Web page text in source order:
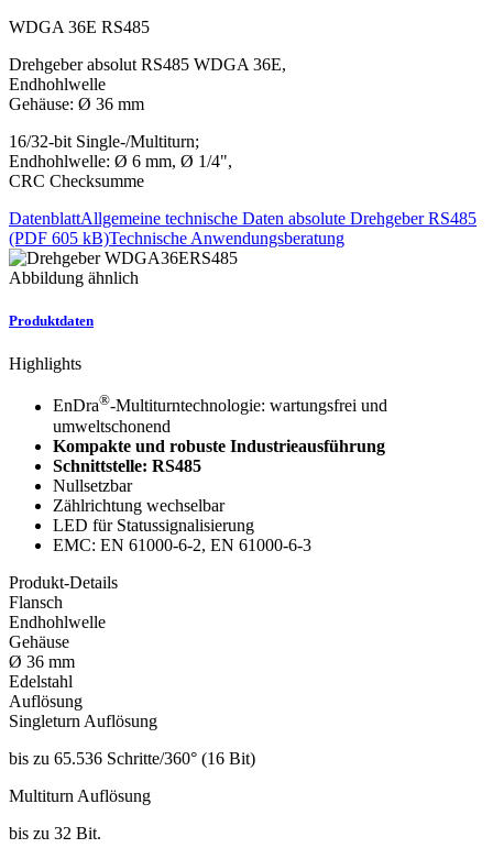
WDGA 36E RS485
Drehgeber absolut RS485 WDGA 36E,
Endhohlwelle
Gehäuse: Ø 36 mm
16/32-bit Single-/Multiturn;
Endhohlwelle: Ø 6 mm, Ø 1/4",
CRC Checksumme
DatenblattAllgemeine technische Daten absolute Drehgeber RS485
(PDF 605 kB)Technische Anwendungsberatung
Abbildung ähnlich
Produktdaten
Highlights
EnDra®-Multiturntechnologie: wartungsfrei und
umweltschonend
Kompakte und robuste Industrieausführung
Schnittstelle: RS485
Nullsetzbar
Zählrichtung wechselbar
LED für Statussignalisierung
EMC: EN 61000-6-2, EN 61000-6-3
Produkt-Details
Flansch
Endhohlwelle
Gehäuse
Ø 36 mm
Edelstahl
Auflösung
Singleturn Auflösung
bis zu 65.536 Schritte/360° (16 Bit)
Multiturn Auflösung
bis zu 32 Bit.